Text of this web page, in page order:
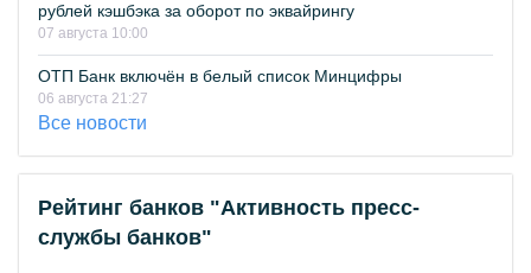
рублей кэшбэка за оборот по эквайрингу
07 августа 10:00
ОТП Банк включён в белый список Минцифры
06 августа 21:27
Все новости
Рейтинг банков "Активность пресс-
службы банков"